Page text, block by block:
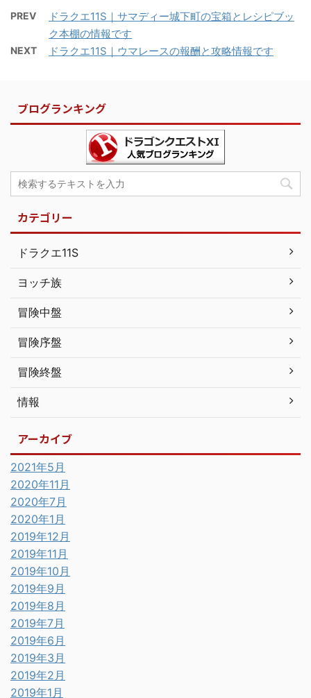
PREV
ドラクエ11S｜サマディー城下町の宝箱とレシピブッ
ク本棚の情報です
NEXT ドラクエ11S｜ウマレースの報酬と攻略情報です
ブログランキング
カテゴリー
ドラクエ11S
ヨッチ族
冒険中盤
冒険序盤
冒険終盤
情報
アーカイブ
2021年5月
2020年11月
2020年7月
2020年1月
2019年12月
2019年11月
2019年10月
2019年9月
2019年8月
2019年7月
2019年6月
2019年3月
2019年2月
2019年1月